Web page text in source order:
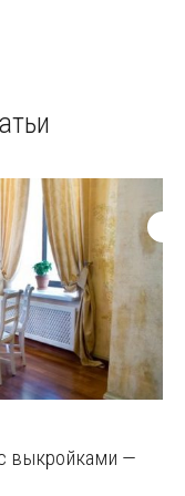
выкройками —